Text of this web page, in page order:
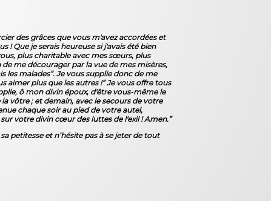
des grâces que vous m'avez accordées et
Que je serais heureuse si j'avais été bien
plus charitable avec mes sœurs, plus
me décourager par la vue de mes misères,
les malades”. Je vous supplie donc de me
aimer plus que les autres !” Je vous offre tous
ô mon divin époux, d'être vous-même le
vôtre ; et demain, avec le secours de votre
chaque soir au pied de votre autel,
votre divin cœur des luttes de l'exil ! Amen.”
petitesse et n’hésite pas à se jeter de tout